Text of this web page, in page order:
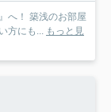
へ！ 築浅のお部屋
方にも... もっと見